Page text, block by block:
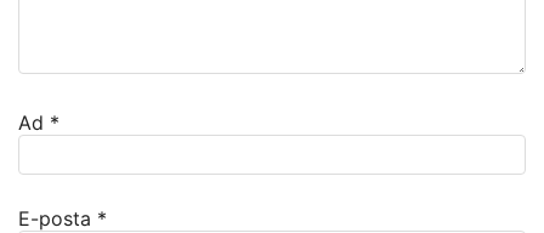
Ad *
E-posta *